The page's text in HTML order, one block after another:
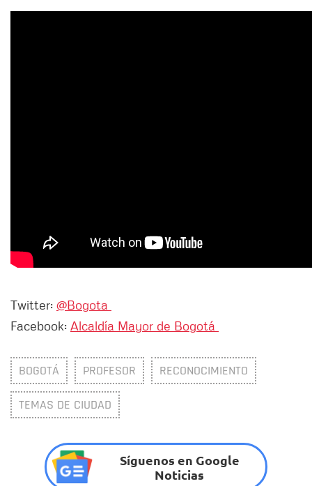
Twitter: @Bogota
Facebook: Alcaldía Mayor de Bogotá
BOGOTÁ PROFESOR RECONOCIMIENTO
TEMAS DE CIUDAD
Síguenos en Google
Noticias